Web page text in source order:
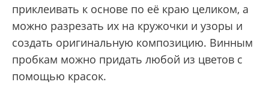
приклеивать к основе по её краю целиком, а
можно разрезать их на кружочки и узоры и
создать оригинальную композицию. Винным
пробкам можно придать любой из цветов с
помощью красок.